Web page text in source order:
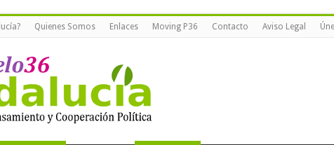
Quienes Somos Enlaces Moving P36 Contacto Aviso Legal